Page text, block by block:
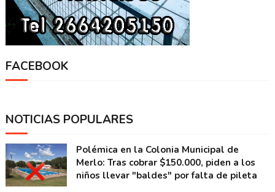
FACEBOOK
NOTICIAS POPULARES
Polémica en la Colonia Municipal de
Merlo: Tras cobrar $150.000, piden a los
niños llevar "baldes" por falta de pileta